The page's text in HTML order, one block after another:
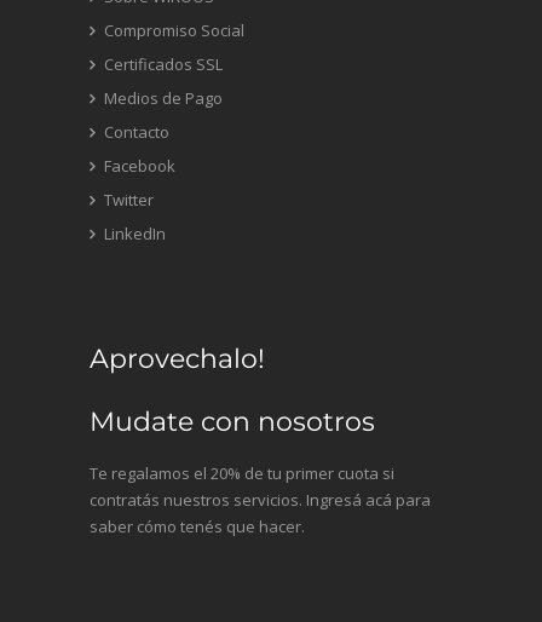
Compromiso Social
Certificados SSL
Medios de Pago
Contacto
Facebook
Twitter
LinkedIn
Aprovechalo!
Mudate con nosotros
Te regalamos el 20% de tu primer cuota si
contratás nuestros servicios. Ingresá acá para
saber cómo tenés que hacer.